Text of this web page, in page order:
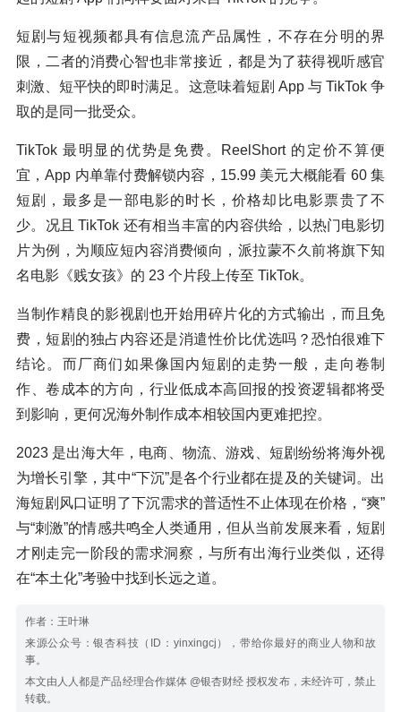
短剧与短视频都具有信息流产品属性，不存在分明的界
限，二者的消费心智也非常接近，都是为了获得视听感官
刺激、短平快的即时满足。这意味着短剧 App 与 TikTok 争
取的是同一批受众。
TikTok 最明显的优势是免费。ReelShort 的定价不算便
宜，App 内单靠付费解锁内容，15.99 美元大概能看 60 集
短剧，最多是一部电影的时长，价格却比电影票贵了不
少。况且 TikTok 还有相当丰富的内容供给，以热门电影切
片为例，为顺应短内容消费倾向，派拉蒙不久前将旗下知
名电影《贱女孩》的 23 个片段上传至 TikTok。
当制作精良的影视剧也开始用碎片化的方式输出，而且免
费，短剧的独占内容还是消遣性价比优选吗？恐怕很难下
结论。而厂商们如果像国内短剧的走势一般，走向卷制
作、卷成本的方向，行业低成本高回报的投资逻辑都将受
到影响，更何况海外制作成本相较国内更难把控。
2023 是出海大年，电商、物流、游戏、短剧纷纷将海外视
为增长引擎，其中“下沉”是各个行业都在提及的关键词。出
海短剧风口证明了下沉需求的普适性不止体现在价格，“爽”
与“刺激”的情感共鸣全人类通用，但从当前发展来看，短剧
才刚走完一阶段的需求洞察，与所有出海行业类似，还得
在“本土化”考验中找到长远之道。
作者：王叶琳
来源公众号：银杏科技（ID：yinxingcj），带给你最好的商业人物和故
事。
本文由人人都是产品经理合作媒体 @银杏财经 授权发布，未经许可，禁止
转载。